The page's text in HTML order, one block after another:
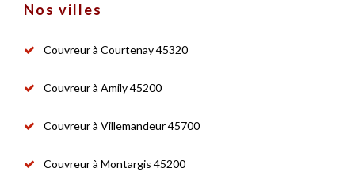
Nos villes
Couvreur à Courtenay 45320
Couvreur à Amily 45200
Couvreur à Villemandeur 45700
Couvreur à Montargis 45200